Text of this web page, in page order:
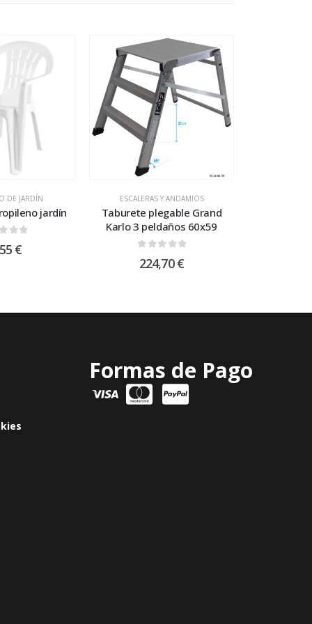
DE JARDÍN
jardín
€
ESCALERAS Y ANDAMIOS
Taburete plegable Grand
Karlo 3 peldaños 60x59
224,70€
Formas de Pago